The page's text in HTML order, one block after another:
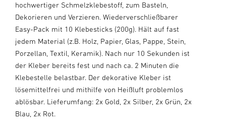
hochwertiger Schmelzklebestoff, zum Basteln,
Dekorieren und Verzieren. Wiederverschließbarer
Easy-Pack mit 10 Klebesticks (200g). Hält auf fast
jedem Material (z.B. Holz, Papier, Glas, Pappe, Stein,
Porzellan, Textil, Keramik). Nach nur 10 Sekunden ist
der Kleber bereits fest und nach ca. 2 Minuten die
Klebestelle belastbar. Der dekorative Kleber ist
lösemittelfrei und mithilfe von Heißluft problemlos
ablösbar. Lieferumfang: 2x Gold, 2x Silber, 2x Grün, 2x
Blau, 2x Rot.